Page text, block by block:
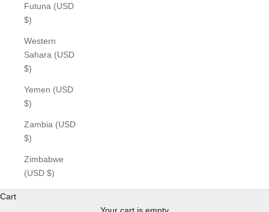
Futuna (USD
$)
Western
Sahara (USD
$)
Yemen (USD
$)
Zambia (USD
$)
Zimbabwe
(USD $)
Cart
Your cart is empty